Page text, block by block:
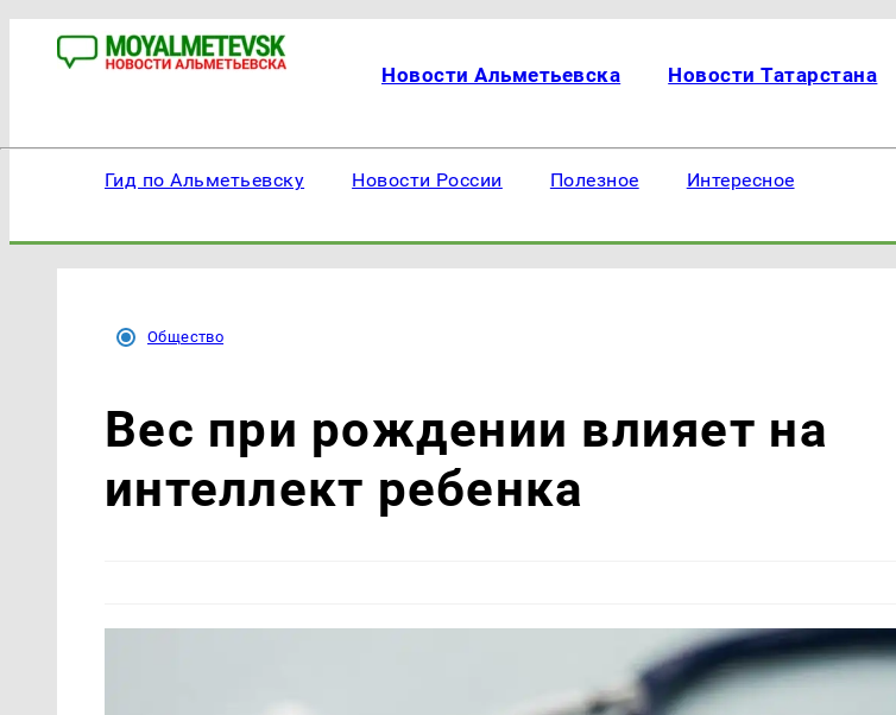
Новости Альметьевска Новости Татарстана
Гид по Альметьевску Новости России Полезное Интересное
Общество
Вес при рождении влияет на
интеллект ребенка